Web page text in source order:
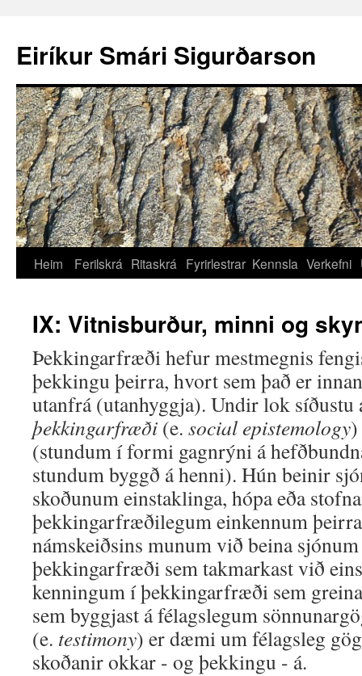
Eiríkur Smári Sigurðarson
Heim Ferilskrá Ritaskrá Fyrirlestrar Kennsla Verkefni
IX: Vitnisburður, minni og
Þekkingarfræði hefur mestmegnis
þekkingu þeirra, hvort sem það er
utanfrá (utanhyggja). Undir lok
þekkingarfræði (e. social epistemology
(stundum í formi gagnrýni á
stundum byggð á henni). Hún beinir
skoðunum einstaklinga, hópa eða
þekkingarfræðilegum einkennum
námskeiðsins munum við beina
þekkingarfræði sem takmarkast við
kenningum í þekkingarfræði sem
sem byggjast á félagslegum
(e. testimony) er dæmi um félagsleg
skoðanir okkar - og þekkingu - á.